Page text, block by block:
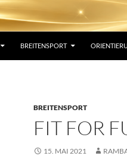
BREITENSPORT
BREITENSPORT
FIT FOR
15. MAI 2021